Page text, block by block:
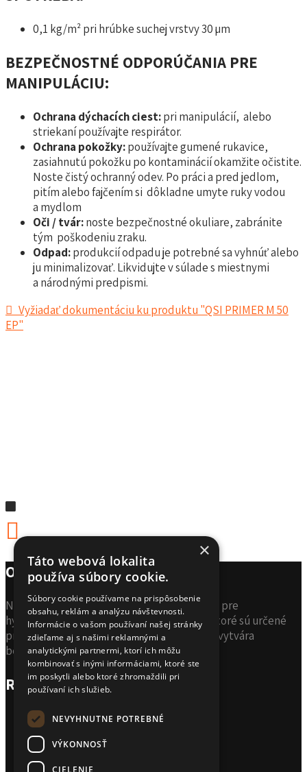
0,1 kg/m² pri hrúbke suchej vrstvy 30 µm
BEZPEČNOSTNÉ ODPORÚČANIA PRE
MANIPULÁCIU:
Ochrana dýchacích ciest:pri manipulácií, alebo
striekaní používajte respirátor.
Ochrana pokožky:používajte gumené rukavice,
zasiahnutú pokožku po kontaminácií okamžite očistite.
Noste čistý ochranný odev. Po práci a pred jedlom,
pitím alebo fajčením si dôkladne umyte ruky vodou
a mydlom
Oči / tvár:noste bezpečnostné okuliare, zabránite
tým poškodeniu zraku.
Odpad:produkcií odpadu je potrebné sa vyhnúť alebo
ju minimalizovať. Likvidujte v súlade s miestnymi
a národnými predpismi.
Vyžiadať dokumentáciu ku produktu "QSI PRIMER M 50
EP"
O spoločnosti
Naša škála produktov QSI predstavuje ideál pre
hydroizoláciu širokého spektra povrchov, ktoré sú určené
pre akékoľvek využitie. Rad produktov QSI vytvára
bezchybnú a dlho trvajúcu hydroizoláciu.
Rýchle menu
Domov
Produkty QSI
Technická podpora
Vyhlásenie o ochrane osobných údajov
×
Táto webová lokalita
používa súbory cookie.
Súbory cookie používame na prispôsobenie
obsahu, reklám a analýzu návštevnosti.
Informácie o vašom používaní našej stránky
zdieľame aj s našimi reklamnými a
analytickými partnermi, ktorí ich môžu
kombinovať s inými informáciami, ktoré ste
im poskytli alebo ktoré zhromaždili pri
používaní ich služieb.
NEVYHNUTNE POTREBNÉ
VÝKONNOSŤ
CIELENIE